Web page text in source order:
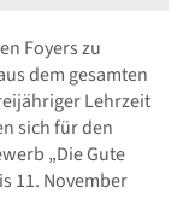
Foyers zu
dem gesamten
Lehrzeit
sich für den
„Die Gute
11. November